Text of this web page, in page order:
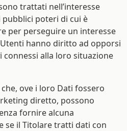
trattati nell’interesse
pubblici poteri di cui è
per perseguire un interesse
hanno diritto ad opporsi
alla loro situazione
ove i loro Dati fossero
diretto, possono
fornire alcuna
se il Titolare tratti dati con